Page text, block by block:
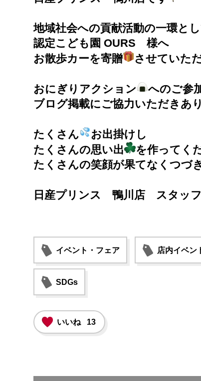
地域社会への貢献活動の一環と
認定こども園 OURS 様へ
お散歩カーを寄贈
させていた
おにぎりアクション
へのご参
ブログ掲載にご協力いただきあ
たくさん
お出掛けし
たくさんの思い出
を作ってく
たくさんの笑顔が果てなくつづ
日産プリンス 鴨川店 スタッ
イベント・フェア 店内イベン
SDGs
いいね 13